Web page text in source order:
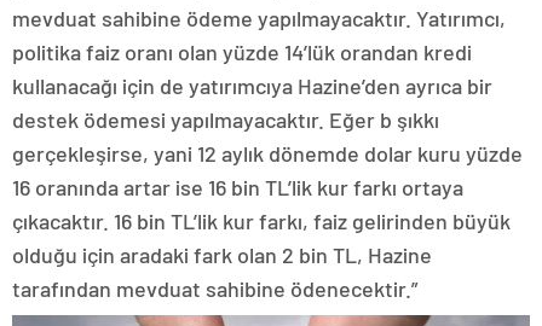
mevduat sahibine ödeme yapılmayacaktır. Yatırımcı,
politika faiz oranı olan yüzde 14’lük orandan kredi
kullanacağı için de yatırımcıya Hazine’den ayrıca bir
destek ödemesi yapılmayacaktır. Eğer b şıkkı
gerçekleşirse, yani 12 aylık dönemde dolar kuru yüzde
16 oranında artar ise 16 bin TL’lik kur farkı ortaya
çıkacaktır. 16 bin TL’lik kur farkı, faiz gelirinden büyük
olduğu için aradaki fark olan 2 bin TL, Hazine
tarafından mevduat sahibine ödenecektir.”